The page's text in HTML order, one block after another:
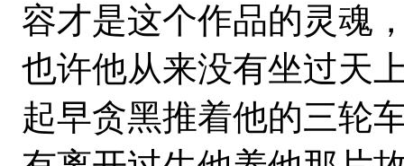
容才是这个作品的灵魂
也许他从来没有坐过天
起早贪黑推着他的三轮